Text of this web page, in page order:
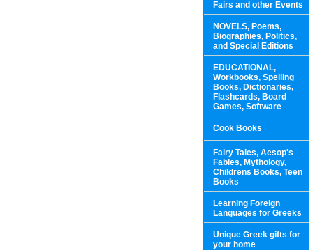
Fairs and other Events
NOVELS, Poems,
Biographies, Politics,
and Special Editions
EDUCATIONAL,
Workbooks, Spelling
Books, Dictionaries,
Flashcards, Board
Games, Software
Cook Books
Fairy Tales, Aesop's
Fables, Mythology,
Childrens Books, Teen
Books
Learning Foreign
Languages for Greeks
Unique Greek gifts for
your home